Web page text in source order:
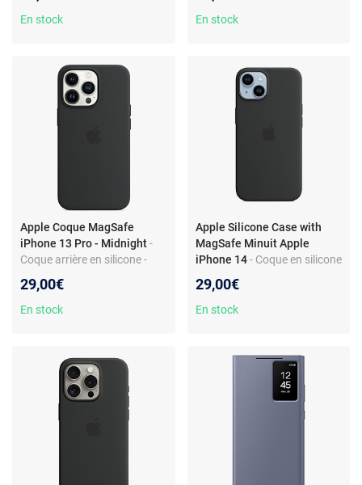
En stock En stock
Apple Coque MagSafe
iPhone 13 Pro - Midnight-
Coque arrière en silicone -
des chocs - Design fin et léger
29,00€
En stock
Apple Silicone Case with
MagSafe Minuit Apple
iPhone 14 - Coque en silicone
iPhone 14
29,00€
En stock